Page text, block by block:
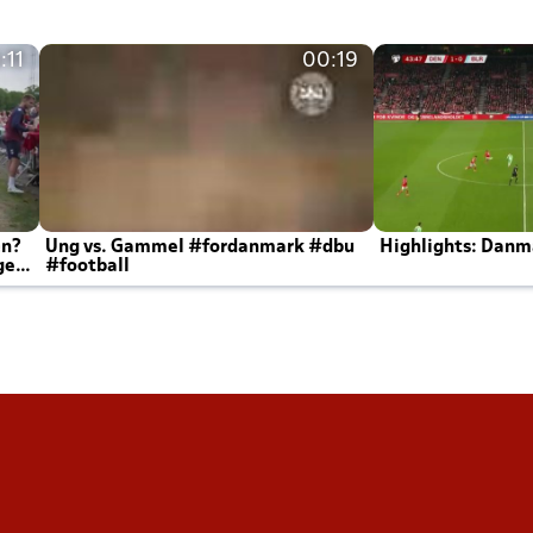
00:19
Ung vs. Gammel #fordanmark #dbu
#football
Highlights: